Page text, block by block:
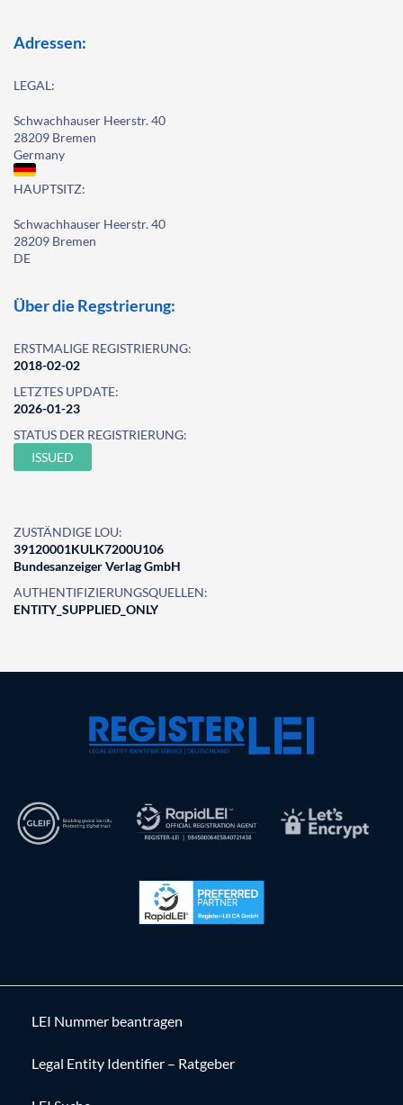
Adressen:
LEGAL:
Schwachhauser Heerstr. 40
28209 Bremen
Germany
HAUPTSITZ:
Schwachhauser Heerstr. 40
28209 Bremen
DE
Über die Regstrierung:
ERSTMALIGE REGISTRIERUNG:
2018-02-02
LETZTES UPDATE:
2026-01-23
STATUS DER REGISTRIERUNG:
ISSUED
ZUSTÄNDIGE LOU:
39120001KULK7200U106
Bundesanzeiger Verlag GmbH
AUTHENTIFIZIERUNGSQUELLEN:
ENTITY_SUPPLIED_ONLY
LEI Nummer beantragen
Legal Entity Identifier – Ratgeber